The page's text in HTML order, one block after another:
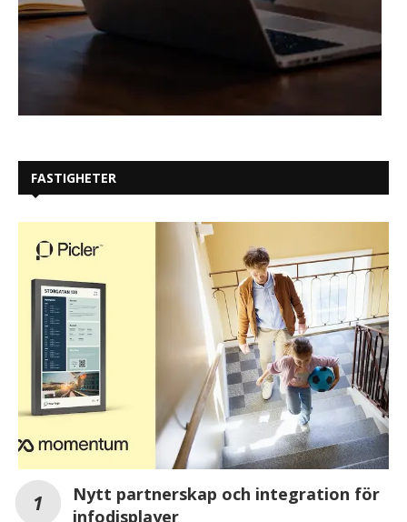
FASTIGHETER
Nytt partnerskap och integration för
infodisplayer